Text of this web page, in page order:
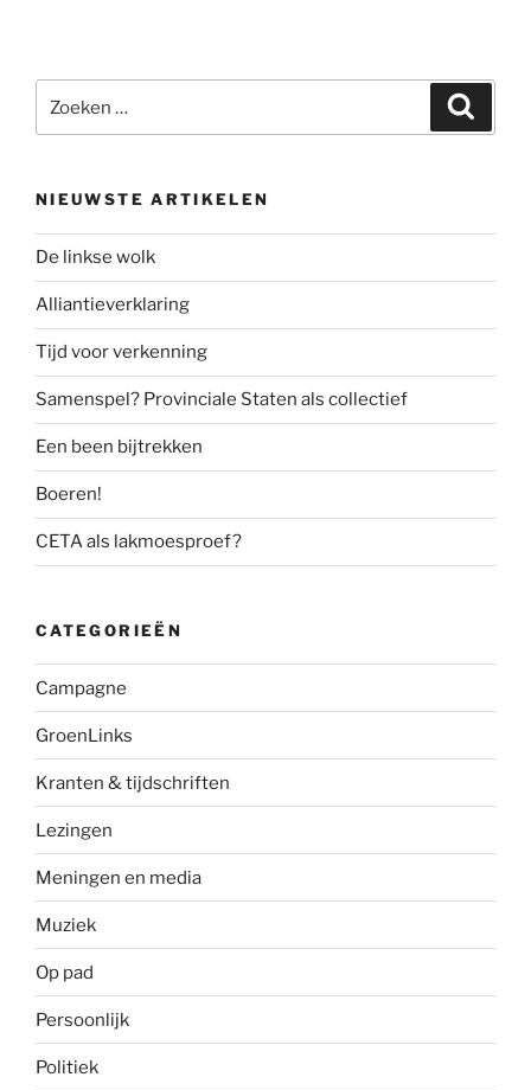
naar:
NIEUWSTE ARTIKELEN
De linkse wolk
Alliantieverklaring
Tijd voor verkenning
Samenspel? Provinciale Staten als collectief
Een been bijtrekken
Boeren!
CETA als lakmoesproef?
CATEGORIEËN
Campagne
GroenLinks
Kranten & tijdschriften
Lezingen
Meningen en media
Muziek
Op pad
Persoonlijk
Politiek